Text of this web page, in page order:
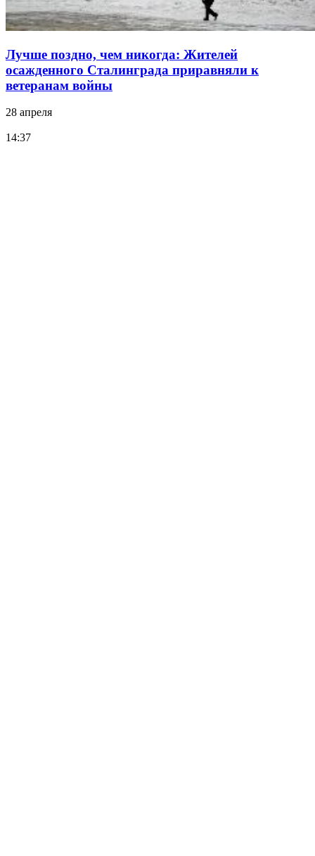
Лучше поздно, чем никогда: Жителей
осажденного Сталинграда приравняли к
ветеранам войны
28 апреля
14:37